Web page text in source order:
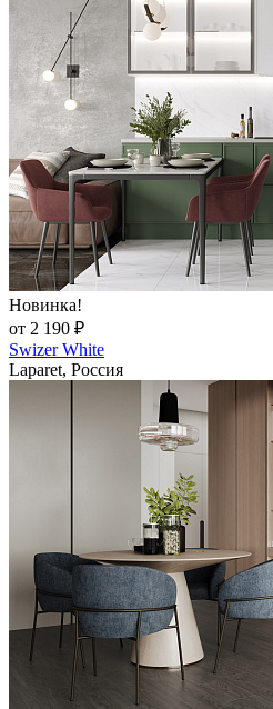
Новинка!
от 2 190 ₽
Swizer White
Laparet, Россия